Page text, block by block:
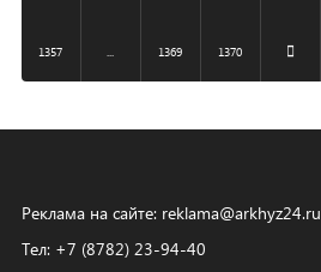
1357 1369 1370
Реклама на сайте: reklama@arkhyz24.ru
Тел: +7 (8782) 23‑94‑40